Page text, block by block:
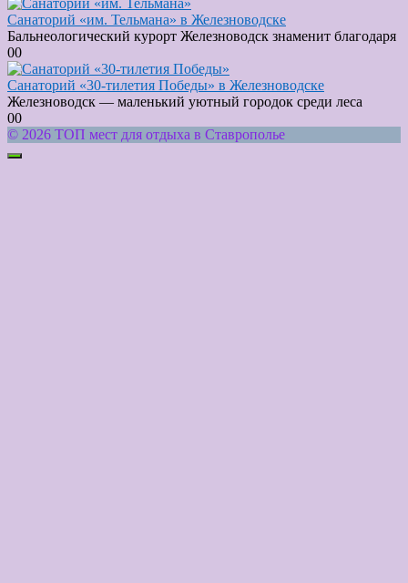
Санаторий «им. Тельмана» в Железноводске
Бальнеологический курорт Железноводск знаменит благодаря
00
Санаторий «30-тилетия Победы» в Железноводске
Железноводск — маленький уютный городок среди леса
00
© 2026 ТОП мест для отдыха в Ставрополье